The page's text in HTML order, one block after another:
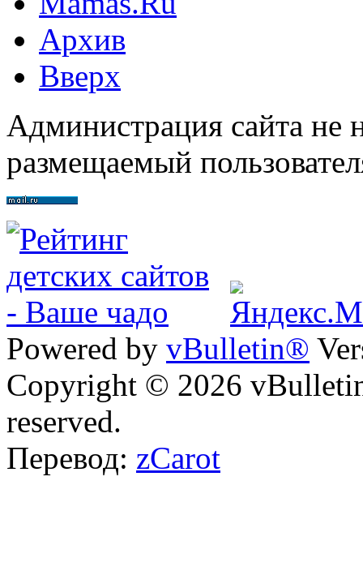
Архив
Вверх
Администрация сайта не
размещаемый
Powered by vBulletin®
Copyright © 2026
reserved.
Перевод: zCarot